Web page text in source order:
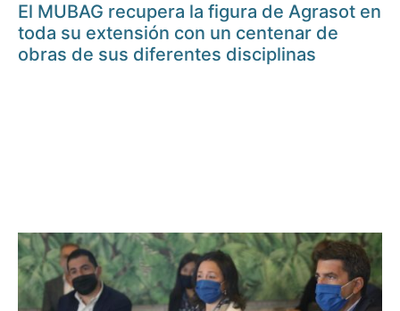
El MUBAG recupera la figura de Agrasot en
toda su extensión con un centenar de
obras de sus diferentes disciplinas